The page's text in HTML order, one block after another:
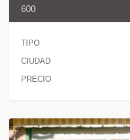
600
TIPO
CIUDAD
PRECIO